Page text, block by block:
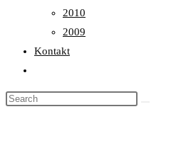
2010
2009
Kontakt
search
Search